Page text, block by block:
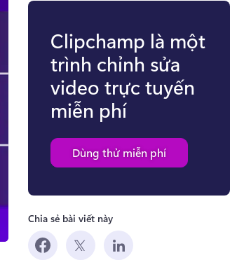
Clipchamp là một
trình chỉnh sửa
video trực tuyến
miễn phí
Dùng thử miễn phí
Chia sẻ bài viết này